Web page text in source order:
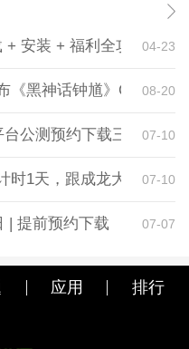
+ 安装 + 福利全攻略，一
04-23
《黑神话钟馗》CG！预
08-20
台公测预约下载三端同步
07-10
时1天，跟成龙大哥一起
07-10
| 提前预约下载 07-07
应用 排行